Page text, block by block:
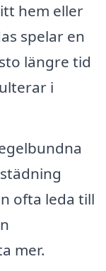
hem eller
spelar en
längre tid
i
ofta leda till
mer.